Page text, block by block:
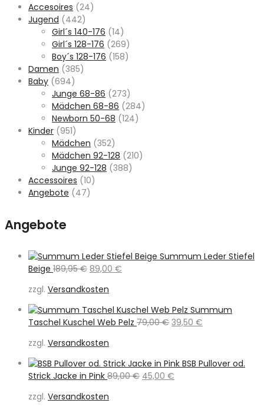
Accesoires (24)
Jugend (442)
Girl´s 140-176 (14)
Girl´s 128-176 (269)
Boy´s 128-176 (158)
Damen (385)
Baby (694)
Junge 68-86 (273)
Mädchen 68-86 (284)
Newborn 50-68 (124)
Kinder (951)
Mädchen (352)
Mädchen 92-128 (210)
Junge 92-128 (388)
Accessoires (10)
Angebote (47)
Angebote
Summum Leder Stiefel
Beige 189,95€ Ursprünglicher
war:
189,95 €
89,00 €
89,00 €.
zzgl. Versandkosten
Summum
Taschel Kuschel Web Pelz 79,00€ Ursprünglicher
79,00 €
39,50 €
39,50 €.
zzgl. Versandkosten
BSB Pullover od.
Strick Jacke in Pink 89,00€ Ursprünglicher
45,00 €
zzgl. Versandkosten